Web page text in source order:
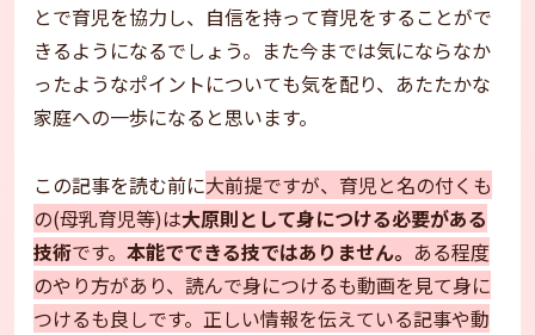
とで育児を協力し、自信を持って育児をすることがで
きるようになるでしょう。また今までは気にならなか
ったようなポイントについても気を配り、あたたかな
家庭への一歩になると思います。
この記事を読む前に大前提ですが、育児と名の付くも
の(母乳育児等)は大原則として身につける必要がある
技術です。 本能でできる技ではありません。 ある程度
のやり方があり、読んで身につけるも動画を見て身に
つけるも良しです。正しい情報を伝えている記事や動